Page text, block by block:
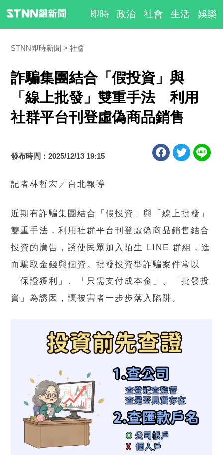
即時 政治 社會 生活 娛樂
STNN即時新聞 社會
詐騙集團結合「假投資」與
「線上批發」雙重手法 利用
社群平台刊登虛偽商品銷售
發布時間：2025/12/13 19:15
記者林哲宏／台北報導
近期有詐騙集團結合「假投資」與「線上批發」
雙重手法，利用社群平台刊登虛偽商品銷售結合
投資的廣告，誘使民眾加入陌生 LINE 群組，進
而騙取金錢與個資。批發投資型詐騙案件常以
「保證獲利」、「只需支付成本金」、「批發投
資」為誘因，讓被害者一步步落入陷阱。